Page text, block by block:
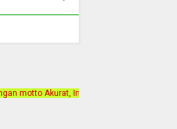
Terpercaya. Alamat Kantor Jalan